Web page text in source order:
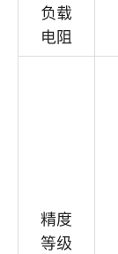
负载
电阻
精度
等级